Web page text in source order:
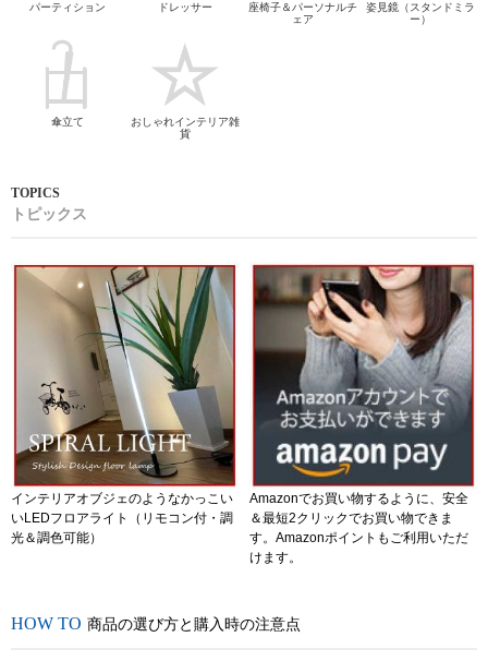
パーティション ドレッサー
座椅子＆パーソナルチ
ェア
姿見鏡（スタンドミラ
ー）
傘立て
おしゃれインテリア雑
貨
トピックス
インテリアオブジェのようなかっこい
いLEDフロアライト（リモコン付・調
光＆調色可能）
Amazonでお買い物するように、安全
＆最短2クリックでお買い物できま
す。Amazonポイントもご利用いただ
けます。
商品の選び方と購入時の注意点